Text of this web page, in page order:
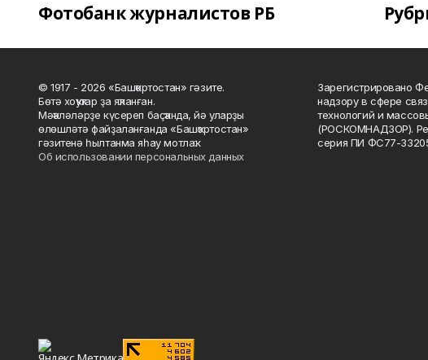
Фотобанк журналистов РБ
© 1917 - 2026 «Башҡортостан» гәзите.
Бөтә хоҡуҡтар ҙа яҡланған.
Мәҡәләләрҙе күсереп баҫҡанда, йә уларҙы
өлөшләтә файҙаланғанда «Башҡортостан»
гәзитенә һылтанма яһау мотлаҡ.
Об использовании персональных данных
Зарегистрировано
надзору в сфере
технологий и
(РОСКОМНАДЗОР).
серия ПИ ФС77-33205